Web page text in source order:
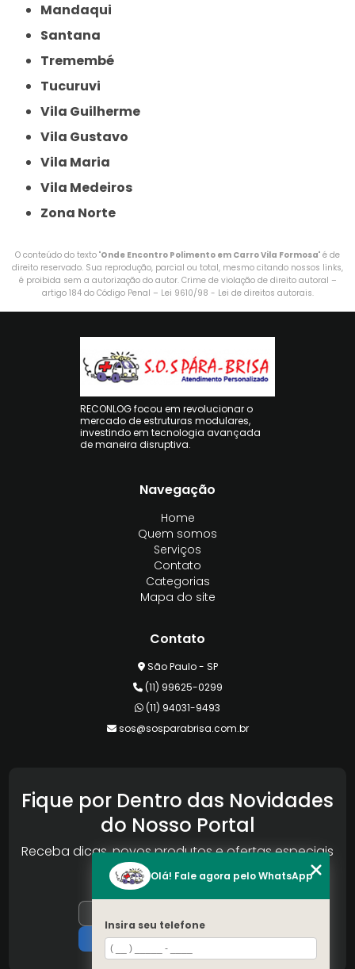
Mandaqui
Santana
Tremembé
Tucuruvi
Vila Guilherme
Vila Gustavo
Vila Maria
Vila Medeiros
Zona Norte
O conteúdo do texto "Onde Encontro Polimento em Carro Vila Formosa" é de
direito reservado. Sua reprodução, parcial ou total, mesmo citando nossos links,
é proibida sem a autorização do autor. Crime de violação de direito autoral –
artigo 184 do Código Penal – Lei 9610/98 - Lei de direitos autorais.
RECONLOG focou em revolucionar o
mercado de estruturas modulares,
investindo em tecnologia avançada
de maneira disruptiva.
Navegação
Home
Quem somos
Serviços
Contato
Categorias
Mapa do site
Contato
São Paulo - SP
(11) 99625-0299
(11) 94031-9493
sos@sosparabrisa.com.br
Fique por Dentro das Novidades
do Nosso Portal
Receba dicas, novos produtos e ofertas especiais
da Reconlog
Olá! Fale agora pelo WhatsApp
Insira seu telefone